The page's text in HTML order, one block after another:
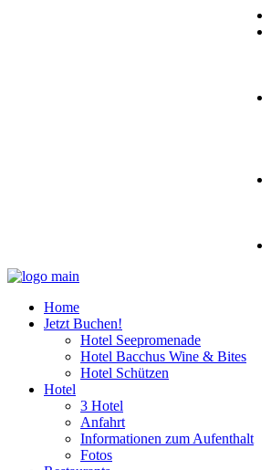
Home
Jetzt Buchen!
Hotel Seepromenade
Hotel Bacchus Wine & Bites
Hotel Schützen
Hotel
3 Hotel
Anfahrt
Informationen zum Aufenthalt
Fotos